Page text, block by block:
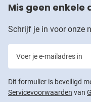
Mis geen enkele
Schrijf je in voor onze
Dit formulier is beveiligd
Servicevoorwaarden van